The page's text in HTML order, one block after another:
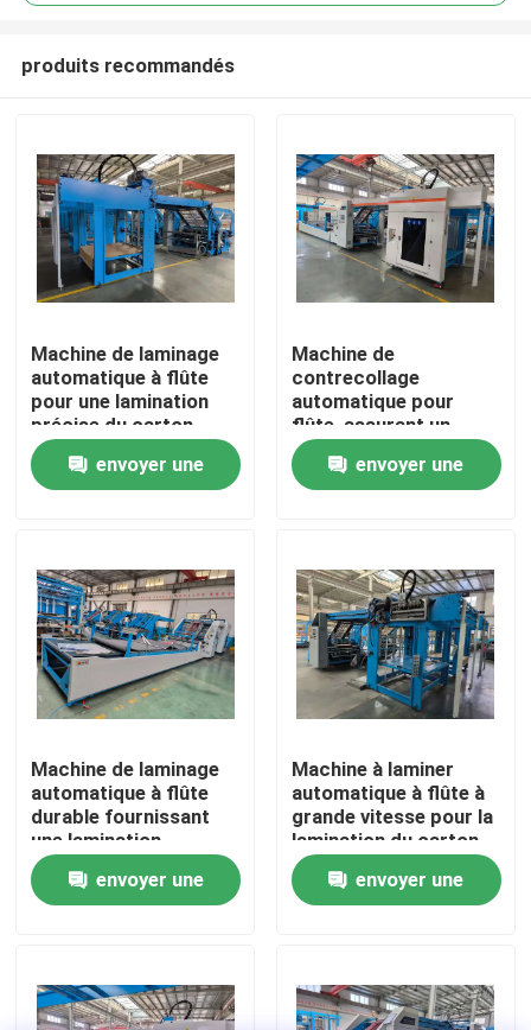
Maison
Produits
Exposition de VR
Au sujet de nous
Visite d'usine
Contrôle de qualité
contactez-nous
Machine à grande vitesse Ligne de contre-collage
lamineur de litho
produits recommandés
Machine de laminage
automatique à flûte
pour une lamination
précise du carton
ondulé et une capacité
de production accrue
envoyer une
Machine de
contrecollage
automatique pour
flûte, assurant un
contrecollage précis
du carton ondulé et
une efficacité de
envoyer une
Machine de laminage
automatique à flûte
durable fournissant
une lamination
constante à grande
vitesse pour les
feuilles de carton
envoyer une
Machine à laminer
automatique à flûte à
grande vitesse pour la
lamination du carton
ondulé
envoyer une